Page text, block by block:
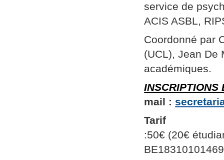
service de
ACIS ASBL,
Coordonné par
(UCL), Jean De
académiques.
INSCRIPTIONS
mail :
Tarif
:50€ (20€